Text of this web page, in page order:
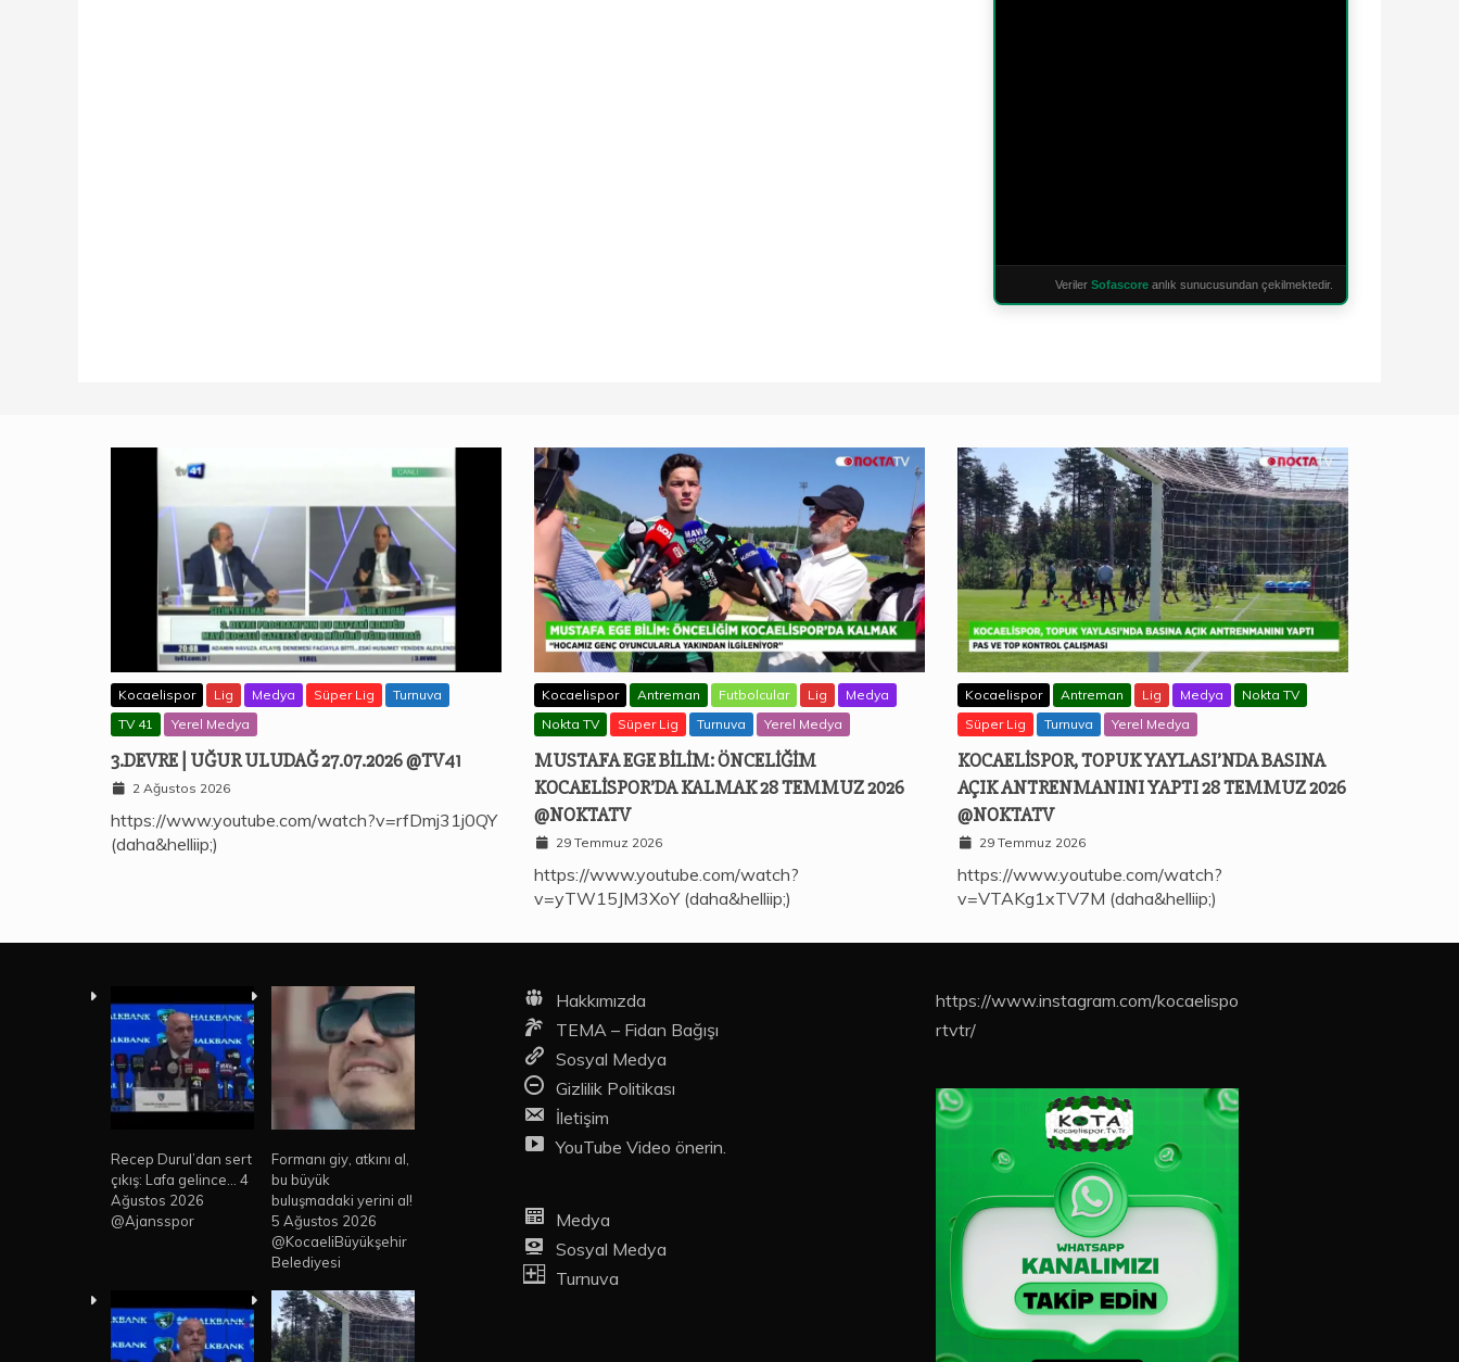
Veriler Sofascore anlık sunucusundan çekilmektedir.
Kocaelispor Lig Medya Süper Lig
Turnuva
TV 41
Yerel Medya
3.DEVRE | UĞUR ULUDAĞ 27.07.2026 @TV41
2 Ağustos 2026
https://www.youtube.com/watch?v=rfDmj31j0QY
(daha&helliip;)
Kocaelispor Antreman Futbolcular Lig
Medya
Nokta TV
Süper Lig Turnuva Yerel Medya
MUSTAFA EGE BILIM: ÖNCELIĞIM
KOCAELISPOR’DA KALMAK 28 TEMMUZ 2026
@NOKTATV
29 Temmuz 2026
https://www.youtube.com/watch?
v=yTW15JM3XoY (daha&helliip;)
Kocaelispor Antreman Lig Medya
Nokta TV
Süper Lig
Turnuva Yerel Medya
KOCAELISPOR, TOPUK YAYLASI’NDA BASINA
AÇIK ANTRENMANINI YAPTI 28 TEMMUZ 2026
@NOKTATV
29 Temmuz 2026
https://www.youtube.com/watch?
v=VTAKg1xTV7M (daha&helliip;)
Recep Durul’dan sert
çıkış: Lafa gelince… 4
Ağustos 2026
@Ajansspor
Formanı giy, atkını al,
bu büyük
buluşmadaki yerini al!
5 Ağustos 2026
@KocaeliBüyükşehir
Belediyesi
Hakkımızda
TEMA – Fidan Bağışı
Sosyal Medya
Gizlilik Politikası
İletişim
YouTube Video önerin.
Medya
Sosyal Medya
Turnuva
https://www.instagram.com/kocaelispo
rtvtr/